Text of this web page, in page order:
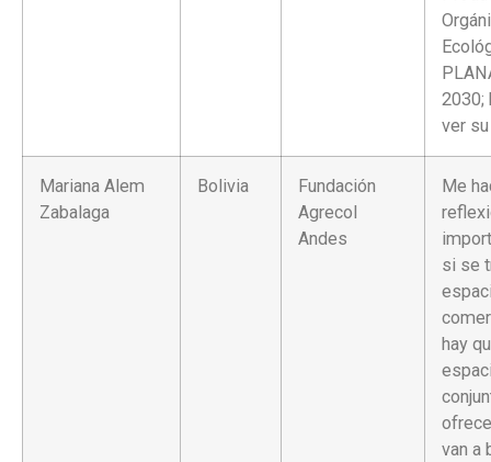
2030;
ver
Mariana Alem
Zabalaga
Bolivia
Fundación
Agrecol
Andes
Me
si se
hay
van a